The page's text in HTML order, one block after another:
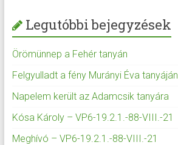
Legutóbbi bejegyzések
Örömünnep a Fehér tanyán
Felgyulladt a fény Murányi Éva tanyáján
Napelem került az Adamcsik tanyára
Kósa Károly – VP6-19.2.1.-88-VIII.-21
Meghívó – VP6-19.2.1.-88-VIII.-21